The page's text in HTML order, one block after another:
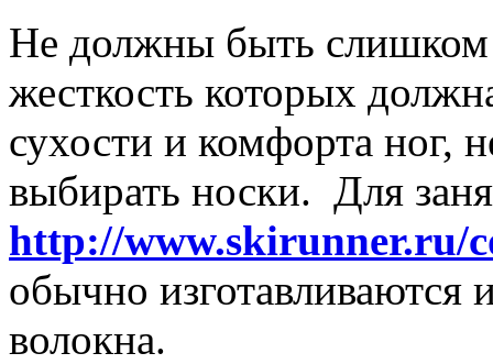
Не должны быть
жесткость которых
сухости и комфорта ног,
выбирать носки. Для
http://www.skirunner.ru/
обычно изготавливаются
волокна.